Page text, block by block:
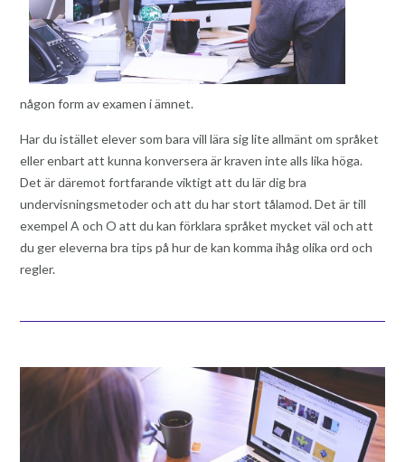
någon form av examen i ämnet.
Har du istället elever som bara vill lära sig lite allmänt om språket
eller enbart att kunna konversera är kraven inte alls lika höga.
Det är däremot fortfarande viktigt att du lär dig bra
undervisningsmetoder och att du har stort tålamod. Det är till
exempel A och O att du kan förklara språket mycket väl och att
du ger eleverna bra tips på hur de kan komma ihåg olika ord och
regler.